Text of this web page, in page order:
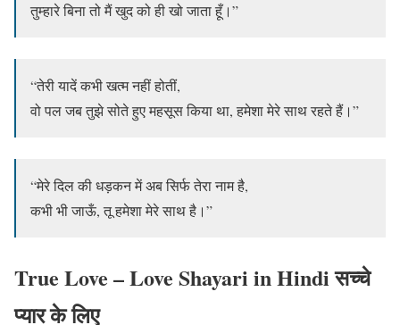
तुम्हारे बिना तो मैं खुद को ही खो जाता हूँ।”
“तेरी यादें कभी खत्म नहीं होतीं,
वो पल जब तुझे सोते हुए महसूस किया था, हमेशा मेरे साथ रहते हैं।”
“मेरे दिल की धड़कन में अब सिर्फ तेरा नाम है,
कभी भी जाऊँ, तू हमेशा मेरे साथ है।”
True Love – Love Shayari in Hindi सच्चे
प्यार के लिए